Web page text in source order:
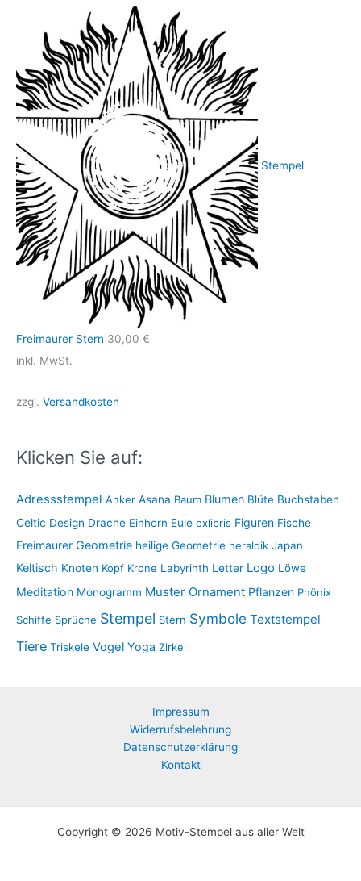
Stempel
Freimaurer Stern 30,00 €
inkl. MwSt.
zzgl. Versandkosten
Klicken Sie auf:
Adressstempel Anker Asana Baum Blumen Blüte Buchstaben
Celtic Design Drache Einhorn Eule exlibris Figuren Fische
Freimaurer Geometrie heilige Geometrie heraldik Japan
Keltisch Knoten Kopf Krone Labyrinth Letter Logo Löwe
Meditation Monogramm Muster Ornament Pflanzen Phönix
Schiffe Sprüche Stempel Stern Symbole Textstempel
Tiere Triskele Vogel Yoga Zirkel
Impressum
Widerrufsbelehrung
Datenschutzerklärung
Kontakt
Copyright © 2026 Motiv-Stempel aus aller Welt